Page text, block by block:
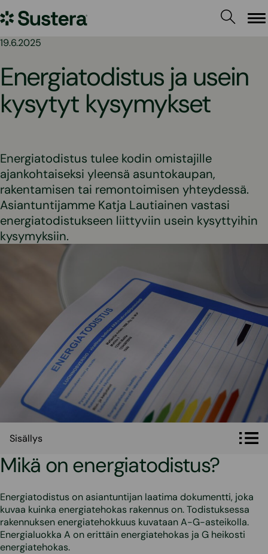
sisältöön
Sustera
19.6.2025
Energiatodistus ja usein
kysytyt kysymykset
Energiatodistus tulee kodin omistajille
ajankohtaiseksi yleensä asuntokaupan,
rakentamisen tai remontoimisen yhteydessä.
Asiantuntijamme Katja Lautiainen vastasi
energiatodistukseen liittyviin usein kysyttyihin
kysymyksiin.
Sisällys
Mikä on energiatodistus?
Energiatodistus on asiantuntijan laatima dokumentti, joka
kuvaa kuinka energiatehokas rakennus on. Todistuksessa
rakennuksen energiatehokkuus kuvataan A-G-asteikolla.
Energialuokka A on erittäin energiatehokas ja G heikosti
energiatehokas.